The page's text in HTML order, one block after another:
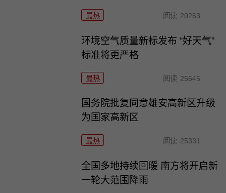
最热 阅读 20263
环境空气质量新标发布 “好天气”
标准将更严格
最热 阅读 25645
国务院批复同意雄安高新区升级
为国家高新区
最热 阅读 25331
全国多地持续回暖 南方将开启新
一轮大范围降雨